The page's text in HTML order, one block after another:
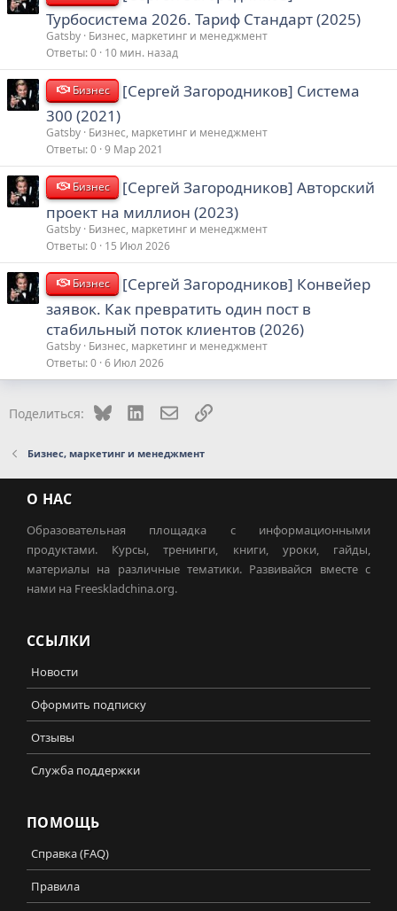
Турбосистема 2026. Тариф Стандарт (2025)
Gatsby Бизнес, маркетинг и менеджмент
Ответы 0 10 мин. назад
Бизнес
[Сергей Загородников] Система
300 (2021)
Gatsby Бизнес, маркетинг и менеджмент
Ответы 0 9 Мар 2021
Бизнес
[Сергей Загородников] Авторский
проект на миллион (2023)
Gatsby Бизнес, маркетинг и менеджмент
Ответы 0 15 Июл 2026
Бизнес
[Сергей Загородников] Конвейер
заявок. Как превратить один пост в
стабильный поток клиентов (2026)
Gatsby Бизнес, маркетинг и менеджмент
Ответы 0 6 Июл 2026
Поделиться: Bluesky LinkedInЭлектронная почта
Ссылка
Бизнес, маркетинг и менеджмент
О НАС
Образовательная площадка с информационными
продуктами. Курсы, тренинги, книги, уроки, гайды,
материалы на различные тематики. Развивайся вместе с
нами на Freeskladchina.org.
ССЫЛКИ
Новости
Оформить подписку
Отзывы
Служба поддержки
ПОМОЩЬ
Справка (FAQ)
Правила